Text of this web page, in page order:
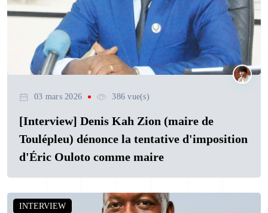
03 mars 2026 386 vue(s)
[Interview] Denis Kah Zion (maire de
Toulépleu) dénonce la tentative d'imposition
d'Éric Ouloto comme maire
INTERVIEW